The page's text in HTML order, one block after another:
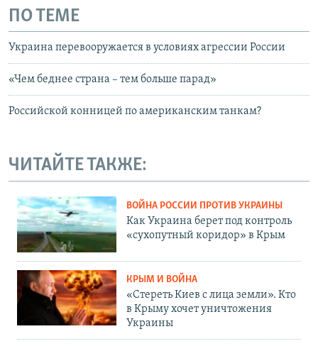
ПО ТЕМЕ
Украина перевооружается в условиях агрессии России
«Чем беднее страна – тем больше парад»
Российской конницей по американским танкам?
ЧИТАЙТЕ ТАКЖЕ:
ВОЙНА РОССИИ ПРОТИВ УКРАИНЫ
Как Украина берет под контроль
«сухопутный коридор» в Крым
КРЫМ И ВОЙНА
«Стереть Киев с лица земли». Кто
в Крыму хочет уничтожения
Украины